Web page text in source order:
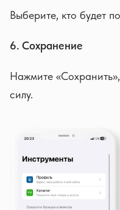
Выберите, кто будет
6. Сохранение
Нажмите
силу.